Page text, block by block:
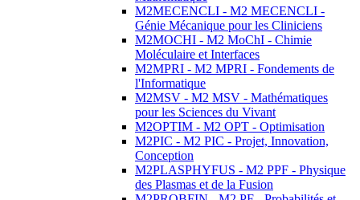
M2MECENCLI - M2 MECENCLI -
Génie Mécanique pour les Cliniciens
M2MOCHI - M2 MoChI - Chimie
Moléculaire et Interfaces
M2MPRI - M2 MPRI - Fondements de
l'Informatique
M2MSV - M2 MSV - Mathématiques
pour les Sciences du Vivant
M2OPTIM - M2 OPT - Optimisation
M2PIC - M2 PIC - Projet, Innovation,
Conception
M2PLASPHYFUS - M2 PPF - Physique
des Plasmas et de la Fusion